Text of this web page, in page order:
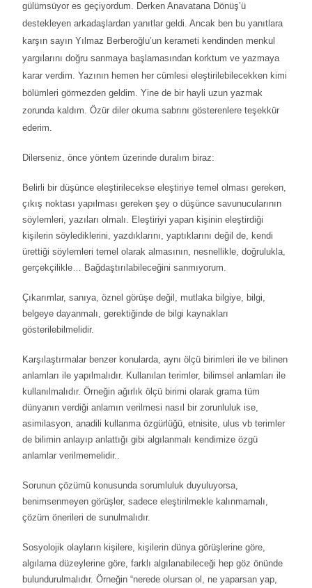
gülümsüyor es geçiyordum. Derken Anavatana Dönüş’ü
destekleyen arkadaşlardan yanıtlar geldi. Ancak ben bu yanıtlara
karşın sayın Yılmaz Berberoğlu’un kerameti kendinden menkul
yargılarını doğru sanmaya başlamasından korktum ve yazmaya
karar verdim. Yazının hemen her cümlesi eleştirilebilecekken kimi
bölümleri görmezden geldim. Yine de bir hayli uzun yazmak
zorunda kaldım. Özür diler okuma sabrını gösterenlere teşekkür
ederim.
Dilerseniz, önce yöntem üzerinde duralım biraz:
Belirli bir düşünce eleştirilecekse eleştiriye temel olması gereken,
çıkış noktası yapılması gereken şey o düşünce savunucularının
söylemleri, yazıları olmalı. Eleştiriyi yapan kişinin eleştirdiği
kişilerin söylediklerini, yazdıklarını, yaptıklarını değil de, kendi
ürettiği söylemleri temel olarak almasının, nesnellikle, doğrulukla,
gerçekçilikle… Bağdaştırılabileceğini sanmıyorum.
Çıkarımlar, sanıya, öznel görüşe değil, mutlaka bilgiye, bilgi,
belgeye dayanmalı, gerektiğinde de bilgi kaynakları
gösterilebilmelidir.
Karşılaştırmalar benzer konularda, aynı ölçü birimleri ile ve bilinen
anlamları ile yapılmalıdır. Kullanılan terimler, bilimsel anlamları ile
kullanılmalıdır. Örneğin ağırlık ölçü birimi olarak grama tüm
dünyanın verdiği anlamın verilmesi nasıl bir zorunluluk ise,
asimilasyon, anadili kullanma özgürlüğü, etnisite, ulus vb terimler
de bilimin anlayıp anlattığı gibi algılanmalı kendimize özgü
anlamlar verilmemelidir..
Sorunun çözümü konusunda sorumluluk duyuluyorsa,
benimsenmeyen görüşler, sadece eleştirilmekle kalınmamalı,
çözüm önerileri de sunulmalıdır.
Sosyolojik olayların kişilere, kişilerin dünya görüşlerine göre,
algılama düzeylerine göre, farklı algılanabileceği hep göz önünde
bulundurulmalıdır. Örneğin “nerede olursan ol, ne yaparsan yap,